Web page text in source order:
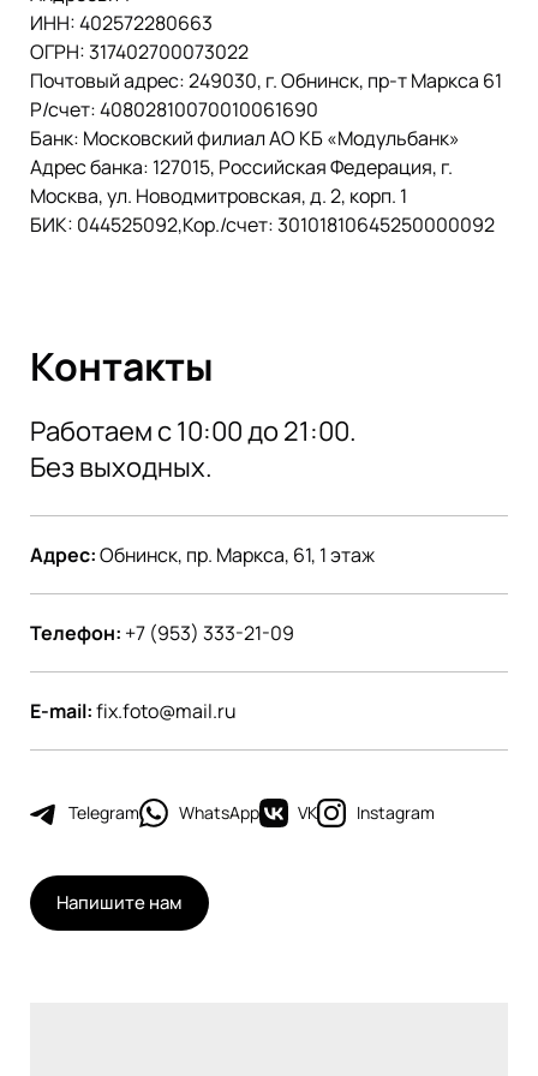
ИНН: 402572280663
ОГРН: 317402700073022
Почтовый адрес: 249030, г. Обнинск, пр-т Маркса 61
Р/счет: 40802810070010061690
Банк: Московский филиал АО КБ «Модульбанк»
Адрес банка: 127015, Российская Федерация, г.
Москва, ул. Новодмитровская, д. 2, корп. 1
БИК: 044525092,Кор./счет: 30101810645250000092
Контакты
Работаем с 10:00 до 21:00.
Без выходных.
Адрес:Обнинск, пр. Маркса, 61, 1 этаж
Телефон: +7 (953) 333-21-09
E-mail:fix.foto@mail.ru
Telegram WhatsApp VK Instagram
Напишите нам